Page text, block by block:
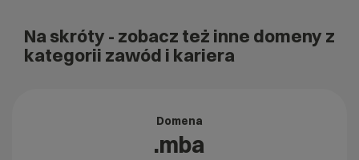
Na skróty - zobacz też inne domeny z
kategorii zawód i kariera
Domena
.mba